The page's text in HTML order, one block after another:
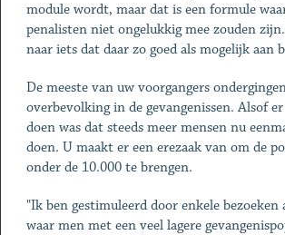
module wordt, maar dat is een formule
penalisten niet ongelukkig mee zouden
naar iets dat daar zo goed als mogelijk aan
De meeste van uw voorgangers
overbevolking in de gevangenissen. Alsof
doen was dat steeds meer mensen nu
doen. U maakt er een erezaak van om de
onder de 10.000 te brengen.
"Ik ben gestimuleerd door enkele bezoeken
waar men met een veel lagere